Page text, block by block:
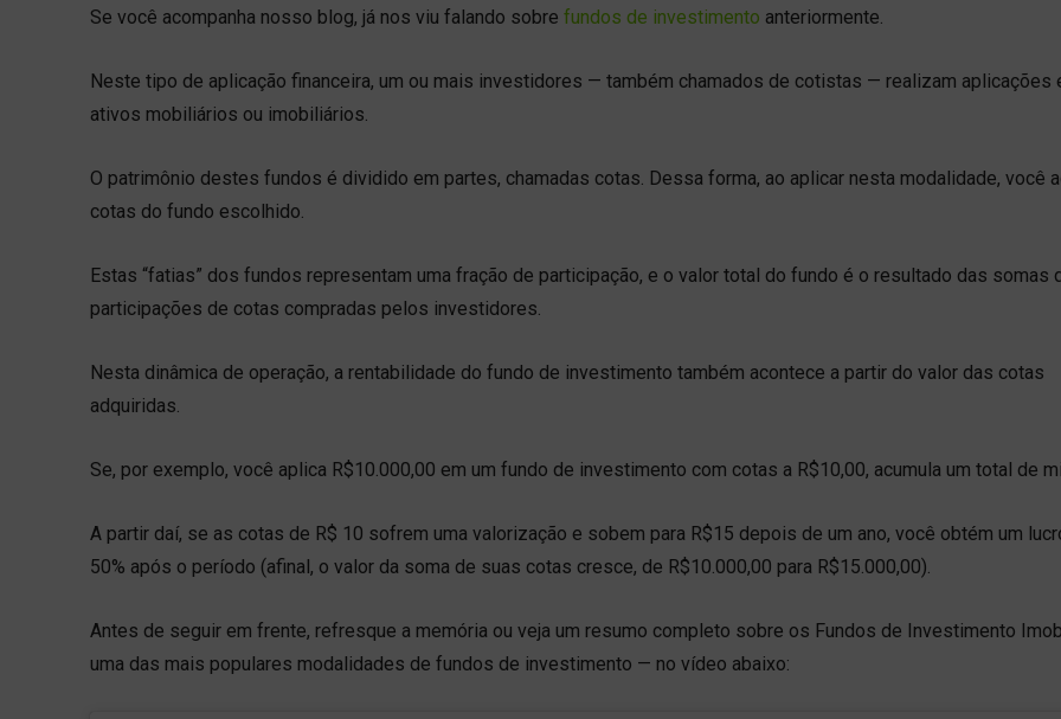
Se você acompanha nosso blog, já nos viu falando sobre fundos de investimento anteriormente.
Neste tipo de aplicação financeira, um ou mais investidores — também chamados de cotistas — realizam aplicações
ativos mobiliários ou imobiliários.
O patrimônio destes fundos é dividido em partes, chamadas cotas. Dessa forma, ao aplicar nesta modalidade, você
cotas do fundo escolhido.
Estas “fatias” dos fundos representam uma fração de participação, e o valor total do fundo é o resultado das somas
participações de cotas compradas pelos investidores.
Nesta dinâmica de operação, a rentabilidade do fundo de investimento também acontece a partir do valor das cotas
adquiridas.
Se, por exemplo, você aplica R$10.000,00 em um fundo de investimento com cotas a R$10,00, acumula um total de
A partir daí, se as cotas de R$ 10 sofrem uma valorização e sobem para R$15 depois de um ano, você obtém um
50% após o período (afinal, o valor da soma de suas cotas cresce, de R$10.000,00 para R$15.000,00).
Antes de seguir em frente, refresque a memória ou veja um resumo completo sobre os Fundos de Investimento
uma das mais populares modalidades de fundos de investimento — no vídeo abaixo: